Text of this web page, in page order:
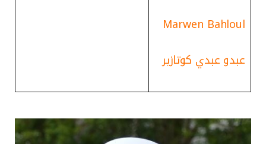
Marwen Bahloul
عبدو عبدي كوتازير